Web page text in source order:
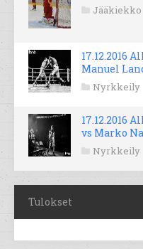
Jääkiekko
17.12.2016
Manuel
Nyrkkeily
17.12.2016
vs Marko
Nyrkkeily
Tulokset